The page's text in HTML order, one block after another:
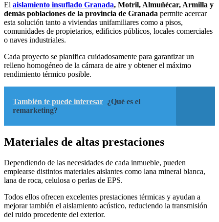
El aislamiento insuflado Granada, Motril, Almuñécar, Armilla y
demás poblaciones de la provincia de Granada permite acercar
esta solución tanto a viviendas unifamiliares como a pisos,
comunidades de propietarios, edificios públicos, locales comerciales
o naves industriales.
Cada proyecto se planifica cuidadosamente para garantizar un
relleno homogéneo de la cámara de aire y obtener el máximo
rendimiento térmico posible.
También te puede interesar ¿Qué es el
remarketing?
Materiales de altas prestaciones
Dependiendo de las necesidades de cada inmueble, pueden
emplearse distintos materiales aislantes como lana mineral blanca,
lana de roca, celulosa o perlas de EPS.
Todos ellos ofrecen excelentes prestaciones térmicas y ayudan a
mejorar también el aislamiento acústico, reduciendo la transmisión
del ruido procedente del exterior.